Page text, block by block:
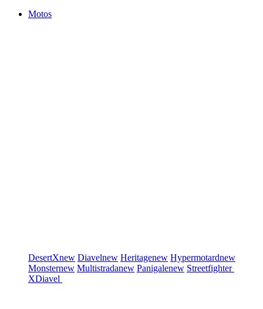
Motos
DesertXnew Diavelnew Heritagenew Hypermotardnew
Monsternew Multistradanew Panigalenew Streetfighter
XDiavel